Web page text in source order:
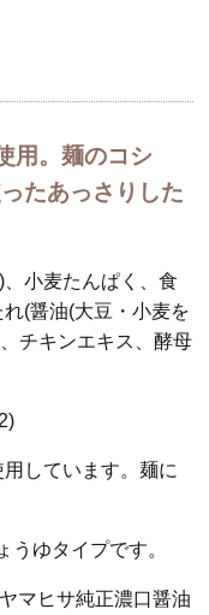
用。麺のコシ
たあっさりした
小麦たんぱく、食
(醤油(大豆・小麦を
チキンエキス、酵母
しています。麺に
ゆタイプです。
マヒサ純正濃口醤油